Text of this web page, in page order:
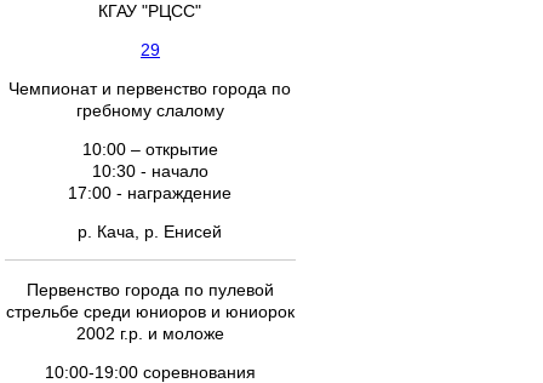
КГАУ "РЦСС"
29
Чемпионат и первенство города по
гребному слалому
10:00 – открытие
10:30 - начало
17:00 - награждение
р. Кача, р. Енисей
Первенство города по пулевой
стрельбе среди юниоров и юниорок
2002 г.р. и моложе
10:00-19:00 соревнования